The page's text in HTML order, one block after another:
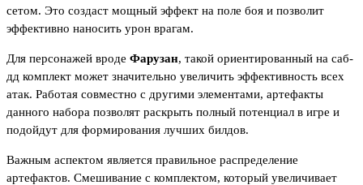
сетом. Это создаст мощный эффект на поле боя и позволит
эффективно наносить урон врагам.
Для персонажей вроде Фарузан, такой ориентированный на саб-
дд комплект может значительно увеличить эффективность всех
атак. Работая совместно с другими элементами, артефакты
данного набора позволят раскрыть полный потенциал в игре и
подойдут для формирования лучших билдов.
Важным аспектом является правильное распределение
артефактов. Смешивание с комплектом, который увеличивает